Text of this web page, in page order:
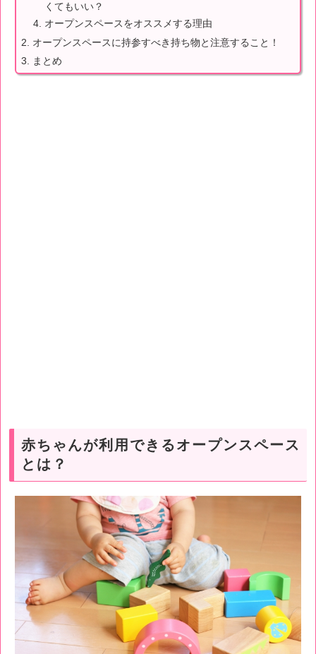
くてもいい？
オープンスペースをオススメする理由
オープンスペースに持参すべき持ち物と注意すること！
まとめ
赤ちゃんが利用できるオープンスペース
とは？